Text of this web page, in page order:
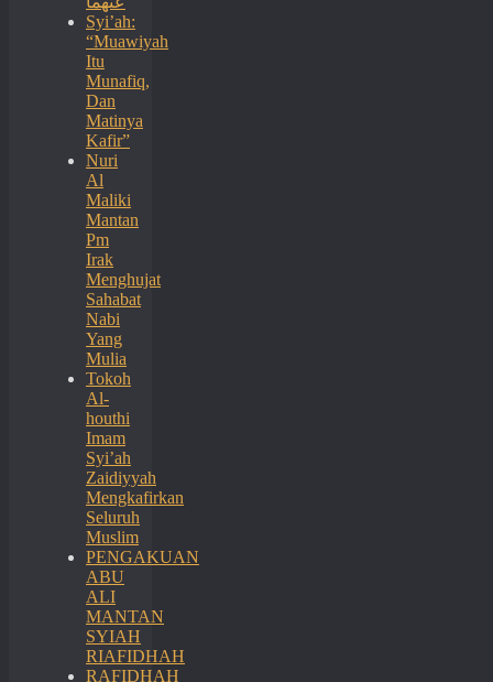
Syi’ah:
“Muawiyah
Itu
Munafiq,
Dan
Matinya
Kafir”
Nuri
Al
Maliki
Mantan
Pm
Irak
Menghujat
Sahabat
Nabi
Yang
Mulia
Tokoh
Al-
houthi
Imam
Syi’ah
Zaidiyyah
Mengkafirkan
Seluruh
Muslim
PENGAKUAN
ABU
ALI
MANTAN
SYIAH
RIAFIDHAH
RAFIDHAH